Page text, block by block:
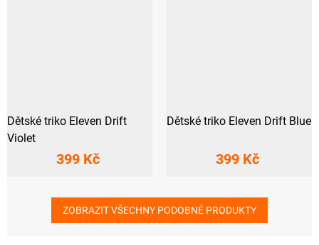
Dětské triko Eleven Drift
Violet
399 Kč
Dětské triko Eleven Drift Blue
399 Kč
ZOBRAZIT VŠECHNY PODOBNÉ PRODUKTY